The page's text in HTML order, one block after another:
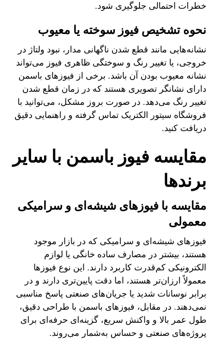
خطرات احتمالی جلوگیری شود.
نحوه تشخیص فیوز سوخته یا معیوب
نشانه‌هایی مانند قطع شدن ناگهانی مدار، نبود ولتاژ در
خروجی، یا تغییر رنگ و سوختگی ظاهری فیوز می‌تواند
نشانه معیوب بودن آن باشد. برخی از فیوزهای باسمن
دارای نشانگر تصویری هستند که در زمان قطع شدن
تغییر رنگ می‌دهد. در صورت بروز مشکل، می‌توانید با
فروشگاه سیتور الکتریک تماس گرفته و راهنمایی دقیق
دریافت کنید.
مقایسه فیوز باسمن با سایر
برندها
مقایسه با فیوزهای شیشه‌ای و سرامیکی
معمولی
فیوزهای شیشه‌ای و سرامیکی که در بازار موجود
هستند، بیشتر در مصارف ساده خانگی یا لوازم
الکترونیکی کم‌قدرت کاربرد دارند. این نوع فیوزها
معمولاً ارزان‌تر هستند، اما دقت پایین‌تری دارند و در
برابر نوسانات شدید یا جریان‌های صنعتی پاسخ مناسبی
نمی‌دهند. در مقابل، فیوزهای باسمن با طراحی دقیق،
طول عمر بالا و واکنش سریع، گزینه‌ای حرفه‌ای برای
پروژه‌های صنعتی و حساس به‌شمار می‌روند.